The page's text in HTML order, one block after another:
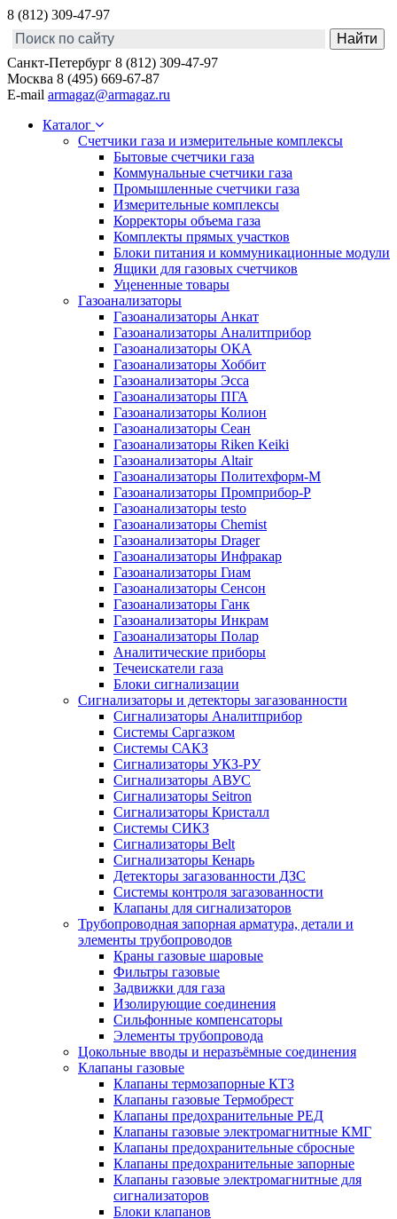
8 (812) 309-47-97
Санкт-Петербург 8 (812) 309-47-97
Москва 8 (495) 669-67-87
E-mail armagaz@armagaz.ru
Каталог
Счетчики газа и измерительные комплексы
Бытовые счетчики газа
Коммунальные счетчики газа
Промышленные счетчики газа
Измерительные комплексы
Корректоры объема газа
Комплекты прямых участков
Блоки питания и коммуникационные модули
Ящики для газовых счетчиков
Уцененные товары
Газоанализаторы
Газоанализаторы Анкат
Газоанализаторы Аналитприбор
Газоанализаторы ОКА
Газоанализаторы Хоббит
Газоанализаторы Эсса
Газоанализаторы ПГА
Газоанализаторы Колион
Газоанализаторы Сеан
Газоанализаторы Riken Keiki
Газоанализаторы Altair
Газоанализаторы Политехформ-М
Газоанализаторы Промприбор-Р
Газоанализаторы testo
Газоанализаторы Chemist
Газоанализаторы Drager
Газоанализаторы Инфракар
Газоанализаторы Гиам
Газоанализаторы Сенсон
Газоанализаторы Ганк
Газоанализаторы Инкрам
Газоанализаторы Полар
Аналитические приборы
Течеискатели газа
Блоки сигнализации
Сигнализаторы и детекторы загазованности
Сигнализаторы Аналитприбор
Системы Саргазком
Системы САКЗ
Сигнализаторы УКЗ-РУ
Сигнализаторы АВУС
Сигнализаторы Seitron
Сигнализаторы Кристалл
Системы СИКЗ
Сигнализаторы Belt
Сигнализаторы Кенарь
Детекторы загазованности ДЗС
Системы контроля загазованности
Клапаны для сигнализаторов
Трубопроводная запорная арматура, детали и
элементы трубопроводов
Краны газовые шаровые
Фильтры газовые
Задвижки для газа
Изолирующие соединения
Сильфонные компенсаторы
Элементы трубопровода
Цокольные вводы и неразъёмные соединения
Клапаны газовые
Клапаны термозапорные КТЗ
Клапаны газовые Термобрест
Клапаны предохранительные РЕД
Клапаны газовые электромагнитные КМГ
Клапаны предохранительные сбросные
Клапаны предохранительные запорные
Клапаны газовые электромагнитные для
сигнализаторов
Блоки клапанов